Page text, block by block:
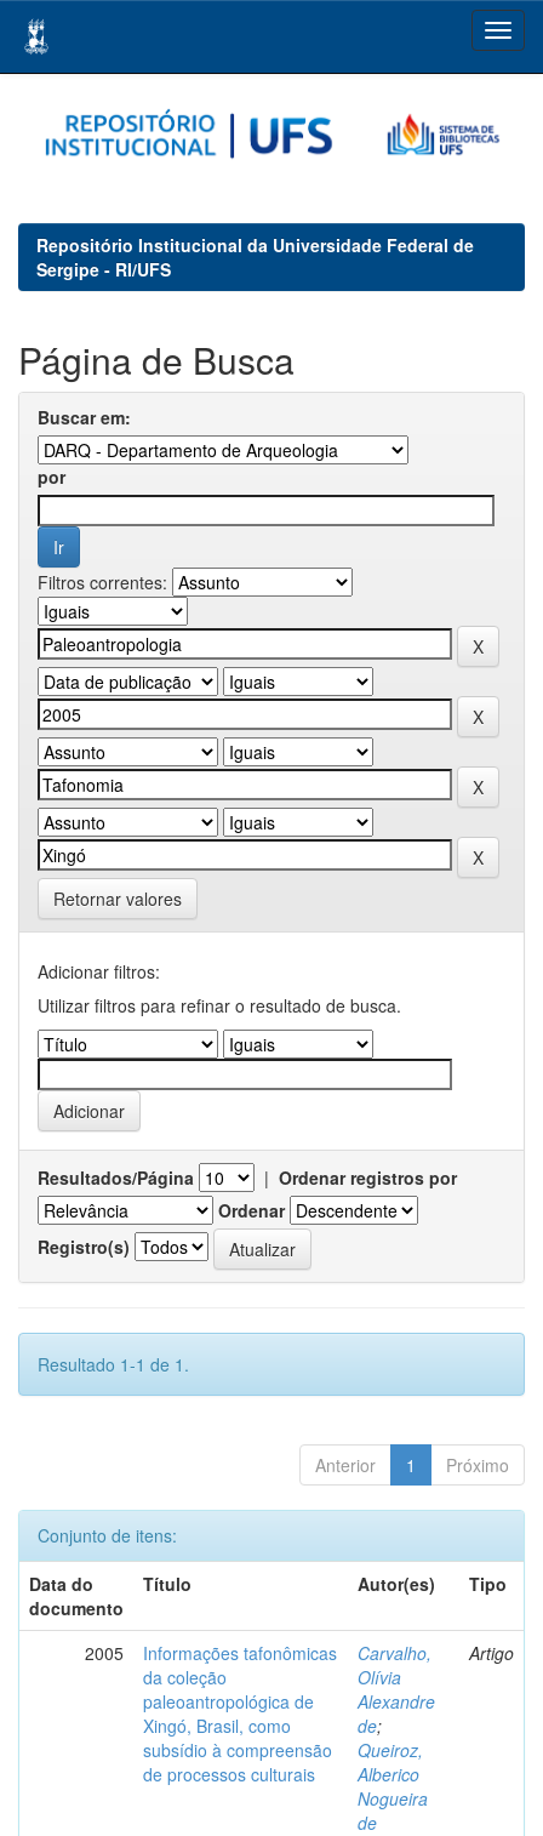
navigation
Repositório Institucional da Universidade Federal de
Sergipe - RI/UFS
Página de Busca
Buscar em:
por
Filtros correntes:
Retornar valores
Adicionar filtros:
Utilizar filtros para refinar o resultado de busca.
Resultados/Página | Ordenar registros por
Ordenar
Registro(s)
Resultado 1-1 de 1.
Anterior 1 Próximo
Conjunto de itens:
Data do
documento
Título Autor(es) Tipo
2005
Informações tafonômicas
da coleção
paleoantropológica de
Xingó, Brasil, como
subsídio à compreensão
de processos culturais
Carvalho,
Olívia
Alexandre
de;
Queiroz,
Alberico
Nogueira
de
Artigo